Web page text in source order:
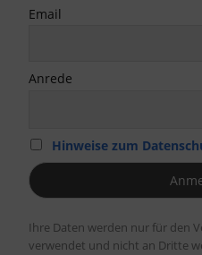
Email
Anrede
Hinweise zum
Ihre Daten werden nur für den
verwendet und nicht an Dritte